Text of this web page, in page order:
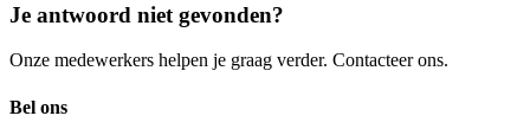
Je antwoord niet gevonden?
Onze medewerkers helpen je graag verder. Contacteer ons.
Bel ons